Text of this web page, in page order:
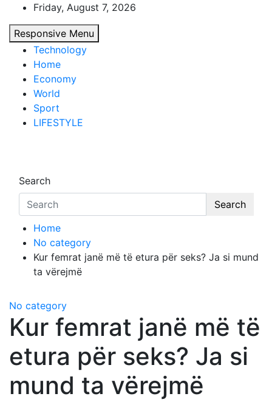
content
Friday, August 7, 2026
Responsive Menu
Technology
Home
Economy
World
Sport
LIFESTYLE
Search
Search
Home
No category
Kur femrat janë më të etura për ѕеkѕ? Ја si mund
ta vërejmë
No category
Kur femrat janë më të
etura për ѕеkѕ? Ја si
mund ta vërejmë